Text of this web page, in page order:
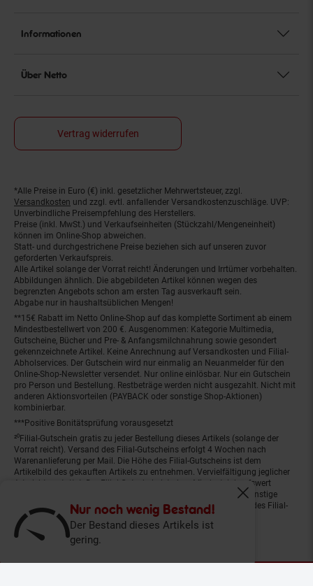
Nur noch wenig Bestand!
Der Bestand dieses Artikels ist
gering.
Fenster
Informationen
Über Netto
Vertrag widerrufen
Fußnoten
*Alle Preise in Euro (€) inkl. gesetzlicher Mehrwertsteuer, zzgl.
Versandkosten und zzgl. evtl. anfallender Versandkostenzuschläge. UVP:
Unverbindliche Preisempfehlung des Herstellers.
Preise (inkl. MwSt.) und Verkaufseinheiten (Stückzahl/Mengeneinheit)
können im Online-Shop abweichen.
Statt- und durchgestrichene Preise beziehen sich auf unseren zuvor
geforderten Verkaufspreis.
Alle Artikel solange der Vorrat reicht! Änderungen und Irrtümer vorbehalten.
Abbildungen ähnlich. Die abgebildeten Artikel können wegen des
begrenzten Angebots schon am ersten Tag ausverkauft sein.
Abgabe nur in haushaltsüblichen Mengen!
**15€ Rabatt im Netto Online-Shop auf das komplette Sortiment ab einem
Mindestbestellwert von 200 €. Ausgenommen: Kategorie Multimedia,
Gutscheine, Bücher und Pre- & Anfangsmilchnahrung sowie gesondert
gekennzeichnete Artikel. Keine Anrechnung auf Versandkosten und Filial-
Abholservices. Der Gutschein wird nur einmalig an Neuanmelder für den
Online-Shop-Newsletter versendet. Nur online einlösbar. Nur ein Gutschein
pro Person und Bestellung. Restbeträge werden nicht ausgezahlt. Nicht mit
anderen Aktionsvorteilen (PAYBACK oder sonstige Shop-Aktionen)
kombinierbar.
***Positive Bonitätsprüfung vorausgesetzt
²⁰Filial-Gutschein gratis zu jeder Bestellung dieses Artikels (solange der
Vorrat reicht). Versand des Filial-Gutscheins erfolgt 4 Wochen nach
Warenanlieferung per Mail. Die Höhe des Filial-Gutscheins ist dem
Artikelbild des gekauften Artikels zu entnehmen. Vervielfältigung jeglicher
Art nicht gestattet. Der Filial-Gutschein ist ohne Mindesteinkaufswert
einlösbar. Nicht mit anderen Aktionsvorteilen (PAYBACK oder sonstige
Shop-Aktionen) kombinierbar. Der jeweilige Gültigkeitszeitraum des Filial-
Gutscheins ist darauf vermerkt.